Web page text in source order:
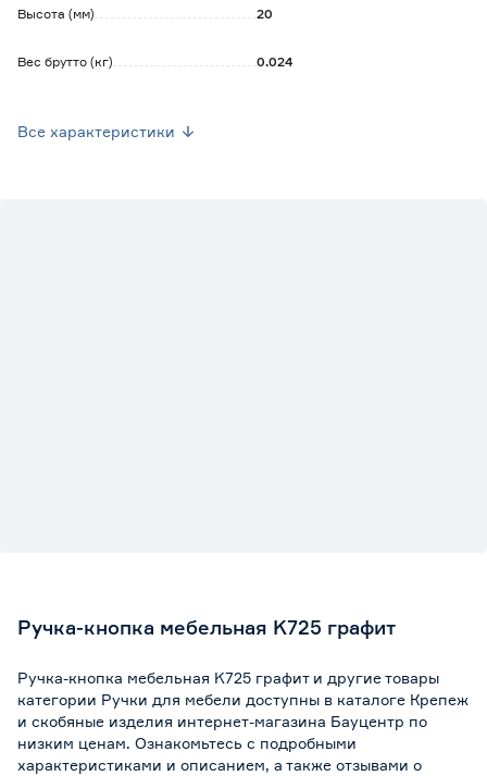
Высота (мм) 20
Вес брутто (кг) 0.024
Все характеристики
Ручка-кнопка мебельная K725 графит
Ручка-кнопка мебельная K725 графит и другие товары
категории Ручки для мебели доступны в каталоге Крепеж
и скобяные изделия интернет-магазина Бауцентр по
низким ценам. Ознакомьтесь с подробными
характеристиками и описанием, а также отзывами о